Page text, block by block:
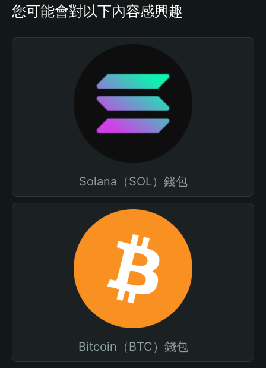
您可能會對以下內容感興趣
Solana（SOL）錢包
Bitcoin（BTC）錢包